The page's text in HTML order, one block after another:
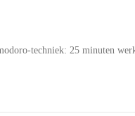
techniek: 25 minuten